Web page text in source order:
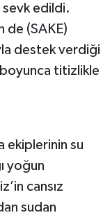
sevk edildi.
de (SAKE)
destek verdiği
boyunca titizlikle
ekiplerinin su
yoğun
cansız
sudan